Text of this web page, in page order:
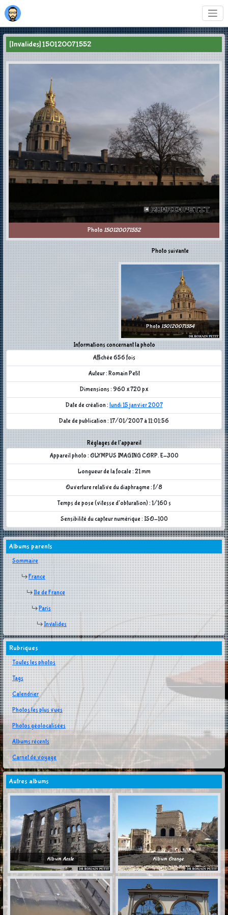
[Invalides] 150120071552
Photo 150120071552
Informations concernant la photo
Affichée 656 fois
Auteur : Romain Petit
Dimensions : 960 x 720 px
Date de création : lundi 15 janvier 2007
Date de publication : 17/01/2007 à 11:01:56
Réglages de l'appareil
Appareil photo : OLYMPUS IMAGING CORP. E-300
Longueur de la focale : 21 mm
Ouverture relative du diaphragme : f/8
Temps de pose (vitesse d'obturation) : 1/160 s
Sensibilité du capteur numérique : ISO-100
Photo suivante
Photo 150120071554
Albums parents
Sommaire
France
Ile de France
Paris
Invalides
Rubriques
Toutes les photos
Tags
Calendrier
Photos les plus vues
Photos géolocalisées
Albums récents
Carnet de voyage
Autres albums
Album Aoste Album Orange